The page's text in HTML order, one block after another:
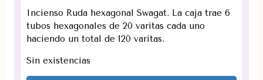
Incienso Ruda hexagonal Swagat. La caja trae 6
tubos hexagonales de 20 varitas cada uno
haciendo un total de 120 varitas.
Sin existencias